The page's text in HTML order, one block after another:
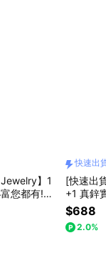
】1
您都有!百
母符
快速出
[快速出
+1 真鋅
盒送馬上
$688
2.0%